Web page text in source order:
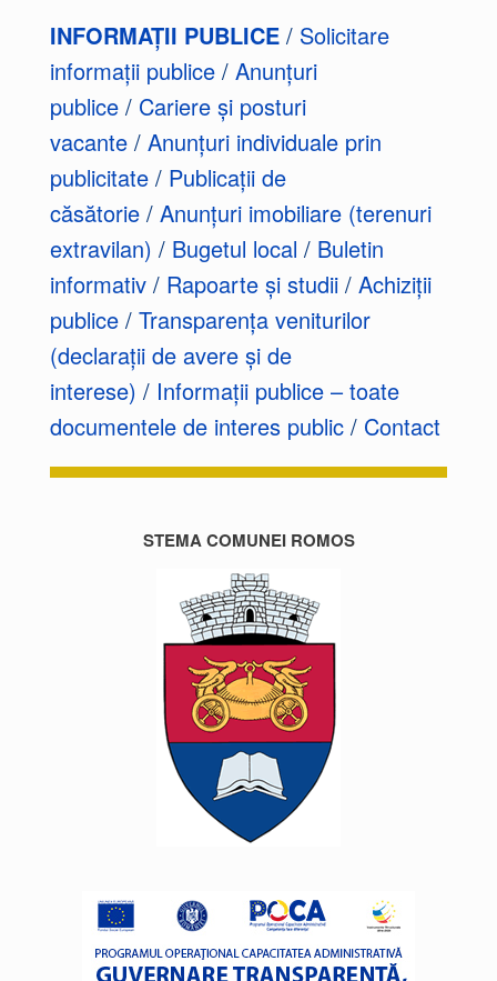
INFORMAȚII PUBLICE / Solicitare
informații publice / Anunțuri
publice / Cariere și posturi
vacante / Anunțuri individuale prin
publicitate / Publicații de
căsătorie / Anunțuri imobiliare (terenuri
extravilan) / Bugetul local / Buletin
informativ / Rapoarte și studii / Achiziții
publice / Transparența veniturilor
(declarații de avere și de
interese) / Informații publice – toate
documentele de interes public / Contact
STEMA COMUNEI ROMOS